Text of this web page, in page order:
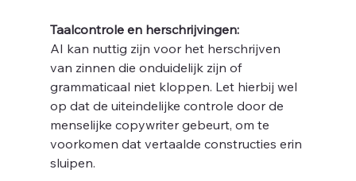
Taalcontrole en herschrijvingen:
AI kan nuttig zijn voor het herschrijven
van zinnen die onduidelijk zijn of
grammaticaal niet kloppen. Let hierbij wel
op dat de uiteindelijke controle door de
menselijke copywriter gebeurt, om te
voorkomen dat vertaalde constructies erin
sluipen.